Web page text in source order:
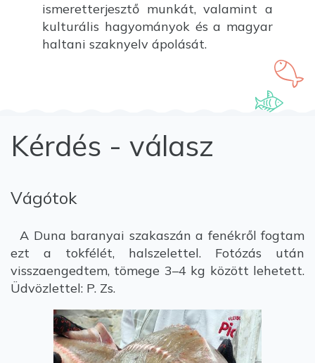
ismeretterjesztő munkát, valamint a
kulturális hagyományok és a magyar
haltani szaknyelv ápolását.
Kérdés - válasz
Vágótok
A Duna baranyai szakaszán a fenékről fogtam
ezt a tokfélét, halszelettel. Fotózás után
visszaengedtem, tömege 3–4 kg között lehetett.
Üdvözlettel: P. Zs.